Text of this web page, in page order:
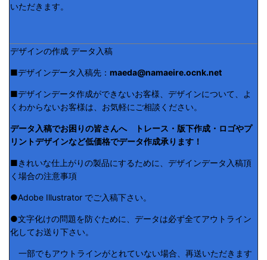
いただきます。
デザインの作成 データ入稿
■デザインデータ入稿先： maeda@namaeire.ocnk.net
■デザインデータ作成ができないお客様、デザインについて、よ
くわからないお客様は、お気軽にご相談ください。
データ入稿でお困りの皆さんへ トレース・版下作成・ロゴやプ
リントデザインなど低価格でデータ作成承ります！
■きれいな仕上がりの製品にするために、デザインデータ入稿頂
く場合の注意事項
●Adobe Illustrator でご入稿下さい。
●文字化けの問題を防ぐために、データは必ず全てアウトライン
化してお送り下さい。
一部でもアウトラインがとれていない場合、再送いただきます